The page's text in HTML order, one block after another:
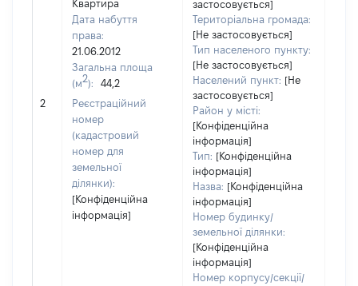
2
Квартира
Дата набуття
права:
21.06.2012
Загальна площа
(м2):
44,2
Реєстраційний
номер
(кадастровий
номер для
земельної
ділянки):
[Конфіденційна
інформація]
застосовується]
Територіальна громада:
[Не застосовується]
Тип населеного пункту:
[Не застосовується]
Населений пункт: [Не
застосовується]
Район у місті:
[Конфіденційна
інформація]
Тип: [Конфіденційна
інформація]
Назва: [Конфіденційна
інформація]
Номер будинку/
земельної ділянки:
[Конфіденційна
інформація]
Номер корпусу/секції/